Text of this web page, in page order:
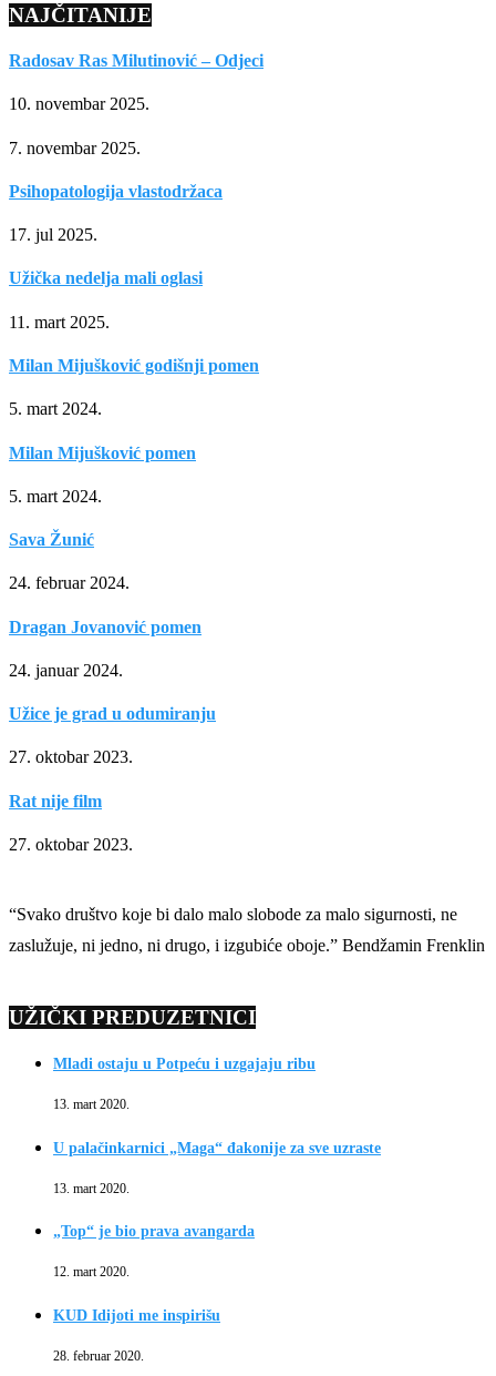
NAJČITANIJE
Radosav Ras Milutinović – Odjeci
10. novembar 2025.
7. novembar 2025.
Psihopatologija vlastodržaca
17. jul 2025.
Užička nedelja mali oglasi
11. mart 2025.
Milan Mijušković godišnji pomen
5. mart 2024.
Milan Mijušković pomen
5. mart 2024.
Sava Žunić
24. februar 2024.
Dragan Jovanović pomen
24. januar 2024.
Užice je grad u odumiranju
27. oktobar 2023.
Rat nije film
27. oktobar 2023.
“Svako društvo koje bi dalo malo slobode za malo sigurnosti, ne
zaslužuje, ni jedno, ni drugo, i izgubiće oboje.” Bendžamin Frenklin
UŽIČKI PREDUZETNICI
Mladi ostaju u Potpeću i uzgajaju ribu
13. mart 2020.
U palačinkarnici „Maga“ đakonije za sve uzraste
13. mart 2020.
„Top“ je bio prava avangarda
12. mart 2020.
KUD Idijoti me inspirišu
28. februar 2020.